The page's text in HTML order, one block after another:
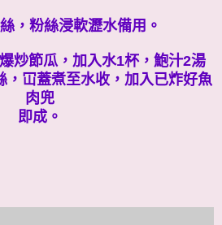
，粉絲浸軟瀝水備用。
炒節瓜，加入水1杯，鮑汁2湯
，冚蓋煮至水收，加入已炸好魚
肉兜
即成。